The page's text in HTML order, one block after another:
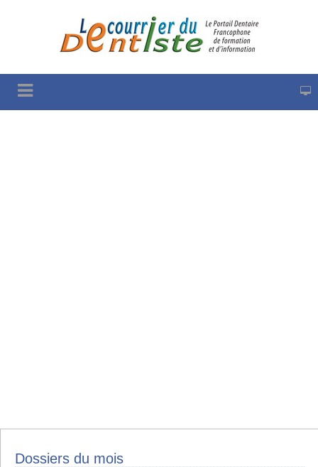
Dossiers du mois